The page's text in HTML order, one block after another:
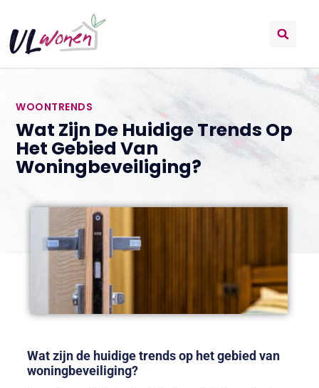
WOONTRENDS
Wat Zijn De Huidige Trends Op
Het Gebied Van
Woningbeveiliging?
Wat zijn de huidige trends op het gebied van
woningbeveiliging?